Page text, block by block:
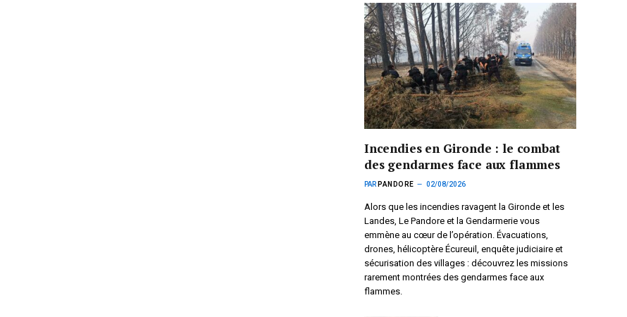
Incendies en Gironde : le combat
des gendarmes face aux flammes
PAR PANDORE 02/08/2026
Alors que les incendies ravagent la Gironde et les
Landes, Le Pandore et la Gendarmerie vous
emmène au cœur de l’opération. Évacuations,
drones, hélicoptère Écureuil, enquête judiciaire et
sécurisation des villages : découvrez les missions
rarement montrées des gendarmes face aux
flammes.